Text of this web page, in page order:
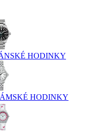
HODINKY
HODINKY